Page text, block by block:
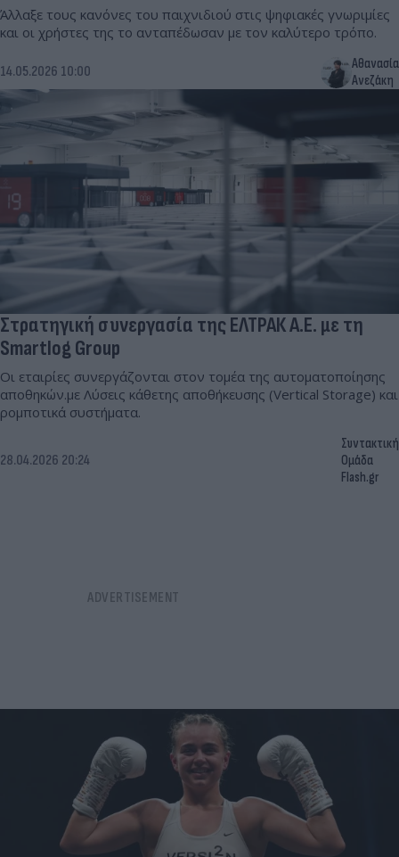
Άλλαξε τους κανόνες του παιχνιδιού στις ψηφιακές γνωριμίες
και οι χρήστες της το ανταπέδωσαν με τον καλύτερο τρόπο.
14.05.2026 10:00
Αθανασία
Ανεζάκη
Στρατηγική συνεργασία της ΕΛΤΡΑΚ Α.Ε. με τη
Smartlog Group
Οι εταιρίες συνεργάζονται στον τομέα της αυτοματοποίησης
αποθηκών.με Λύσεις κάθετης αποθήκευσης (Vertical Storage) και
ρομποτικά συστήματα.
28.04.2026 20:24
Συντακτική
Ομάδα
Flash.gr